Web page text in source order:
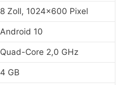
8 Zoll, 1024×600 Pixel
Android 10
Quad-Core 2,0 GHz
4 GB